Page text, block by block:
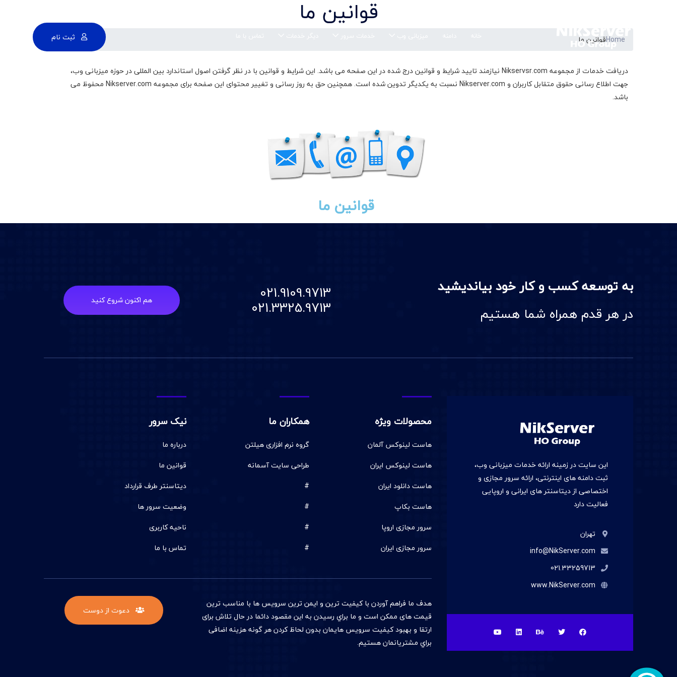
ثبت نام
قوانین ما
Homeقوانین ما
دریافت خدمات از مجموعه Nikservsr.com نیازمند تایید شرایط و قوانین درج شده در این صفحه می باشد. این شرایط و قوانین با در نظر گرفتن اصول استاندارد بین المللی در حوزه میزبانی وب،
جهت اطلاع رسانی حقوق متقابل کاربران و Nikserver.com نسبت به یکدیگر تدوین شده است. همچنین حق به روز رسانی و تغییر محتوای این صفحه برای مجموعه Nikserver.com محفوظ می
باشد.
قوانین ما
به توسعه کسب و کار خود بیاندیشید
در هر قدم همراه شما هستیم
021.9109.9713
021.3325.9713 هم اکنون شروع کنید
این سایت در زمينه ارائه خدمات میزبانی وب،
ثبت دامنه های اینترنتی، ارائه سرور مجازی و
اختصاصی از دیتاسنتر های ایرانی و اروپایی
فعالیت دارد
تهران
info@NikServer.com
021.33259713
www.NikServer.com
محصولات ویژه
هاست لینوکس آلمان
هاست لینوکس ایران
هاست دانلود ایران
هاست بکاپ
سرور مجازی اروپا
سرور مجازی ایران
همکاران ما
گروه نرم افزاری هیلتن
طراحی سایت آسمانه
#
#
#
#
نیک سرور
درباره ما
قوانین ما
دیتاسنتر طرف قرارداد
وضعیت سرور ها
ناحیه کاربری
تماس با ما
هدف ما فراهم آوردن با کيفيت ترين و ایمن ترین سرويس ها با مناسب ترين
قيمت های ممکن است و ما براي رسیدن به اين مقصود دائما در حال تلاش برای
ارتقا و بهبود کيفيت سرويس هايمان بدون لحاظ کردن هر گونه هزینه اضافی
براي مشتريانمان هستيم.
دعوت از دوست